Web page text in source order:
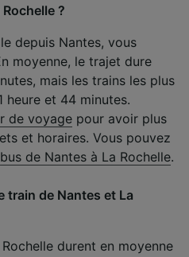
?
depuis Nantes, vous
moyenne, le trajet dure
mais les trains les plus
heure et 44 minutes.
de voyage pour avoir plus
et horaires. Vous pouvez
bus de Nantes à La Rochelle.
train de Nantes et La
durent en moyenne